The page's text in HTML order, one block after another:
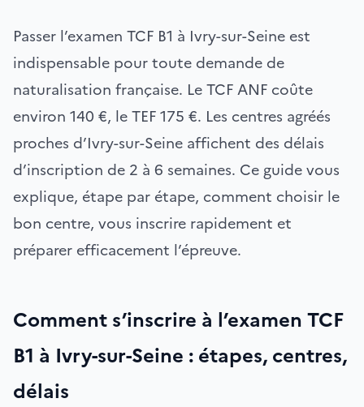
Passer l’examen TCF B1 à Ivry-sur-Seine est
indispensable pour toute demande de
naturalisation française. Le TCF ANF coûte
environ 140 €, le TEF 175 €. Les centres agréés
proches d’Ivry-sur-Seine affichent des délais
d’inscription de 2 à 6 semaines. Ce guide vous
explique, étape par étape, comment choisir le
bon centre, vous inscrire rapidement et
préparer efficacement l’épreuve.
Comment s’inscrire à l’examen TCF
B1 à Ivry-sur-Seine : étapes, centres,
délais